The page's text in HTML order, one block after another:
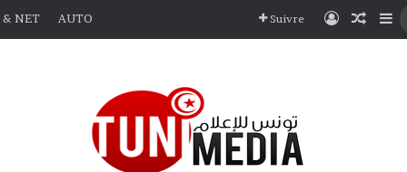
& NET AUTO Suivre Connexion